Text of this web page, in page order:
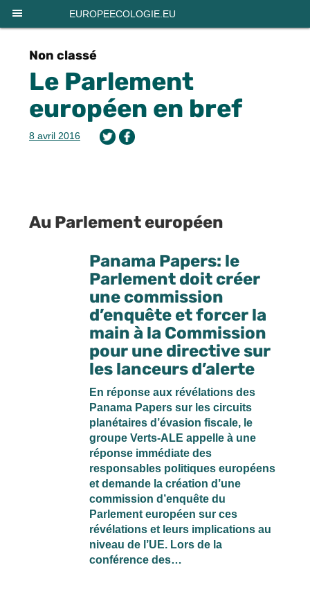
EUROPEECOLOGIE.EU
Non classé
Le Parlement
européen en bref
8 avril 2016
Au Parlement européen
Panama Papers: le
Parlement doit créer
une commission
d’enquête et forcer la
main à la Commission
pour une directive sur
les lanceurs d’alerte
En réponse aux révélations des
Panama Papers sur les circuits
planétaires d’évasion fiscale, le
groupe Verts-ALE appelle à une
réponse immédiate des
responsables politiques européens
et demande la création d’une
commission d’enquête du
Parlement européen sur ces
révélations et leurs implications au
niveau de l’UE. Lors de la
conférence des…